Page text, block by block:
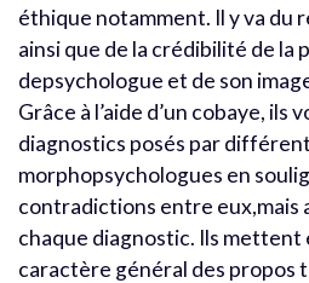
éthique notamment. Il y va du
ainsi que de la crédibilité de la
depsychologue et de son
Grâce à l’aide d’un cobaye, ils
diagnostics posés par
morphopsychologues en
contradictions entre eux,mais
chaque diagnostic. Ils mettent
caractère général des propos